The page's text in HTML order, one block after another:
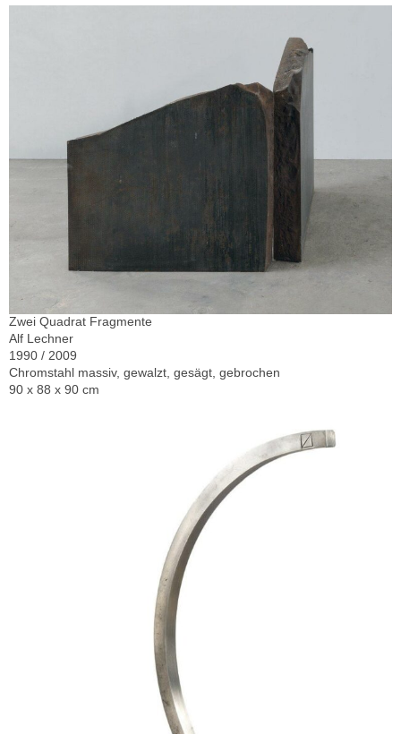
Zwei Quadrat Fragmente
Alf Lechner
1990 / 2009
Chromstahl massiv, gewalzt, gesägt, gebrochen
90 x 88 x 90 cm